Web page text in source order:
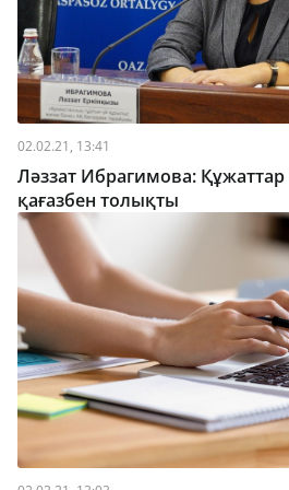
02.02.21, 13:41
Ләззат Ибрагимова: Құжаттар
қағазбен толықты